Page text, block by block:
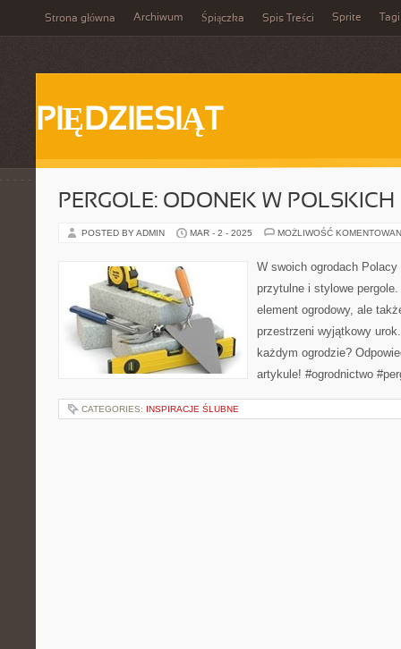
Strona główna Archiwum Śpiączka Spis Treści Sprite Tagi
PIĘDZIESIĄT
PERGOLE: ODONEK W
POSTED BY ADMIN MAR - 2 - 2025 MOŻLIWOŚĆ
W swoich ogrodach
przytulne i stylowe
element ogrodowy, ale
przestrzeni wyjątkowy
każdym ogrodzie?
artykule! #ogrodnictwo
CATEGORIES: INSPIRACJE ŚLUBNE